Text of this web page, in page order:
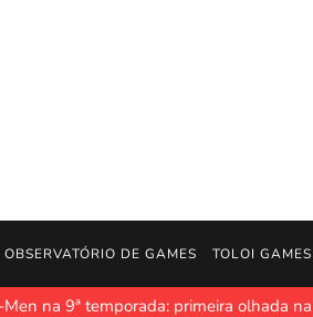
OBSERVATÓRIO DE GAMES TOLOI GAMES
na 9ª temporada: primeira olhada